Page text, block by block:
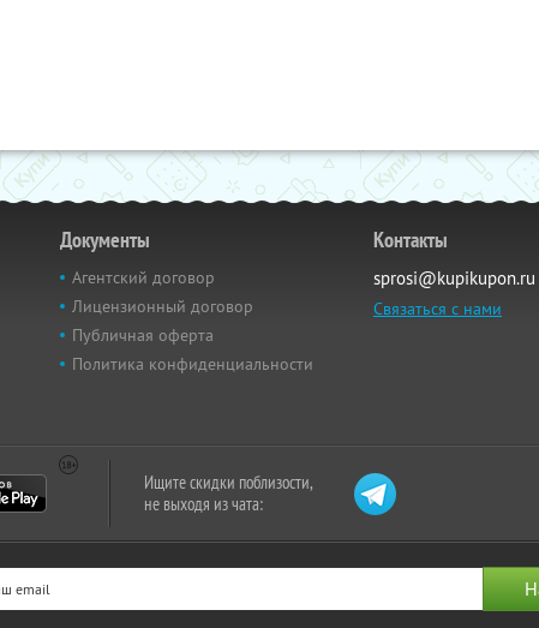
Документы
Агентский договор
Лицензионный договор
Публичная оферта
Политика конфиденциальности
Контакты
sprosi@kupikupon.ru
Связаться с нами
Ищите скидки поблизости,
не выходя из чата: